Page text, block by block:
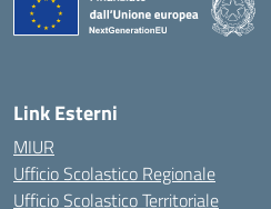
Link Esterni
MIUR
Ufficio Scolastico Regionale
Ufficio Scolastico Territoriale